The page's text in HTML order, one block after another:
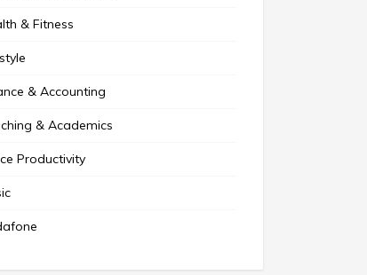
& Fitness
& Accounting
& Academics
Productivity